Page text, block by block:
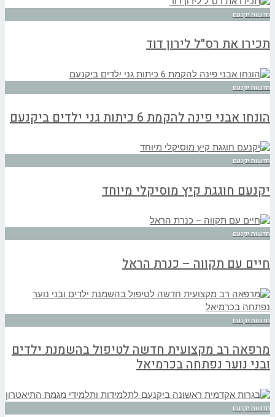
חדשות יקנעם
תכירו את רס"ל לירון דוד
חדשות יקנעם
הונחו אבני פינה להקמת 6 כיתות גני ילדים ביקנעם
חדשות יקנעם
יקנעם חוגגת קיץ מוסיקלי מיוחד
חדשות יקנעם
חיים עם תקווה – כנרת הראל
חדשות יקנעם
מרפאה רב מקצועית חדשה לטיפול בהשמנת ילדים
ובני נוער נפתחה בכרמיאל
חדשות יקנעם